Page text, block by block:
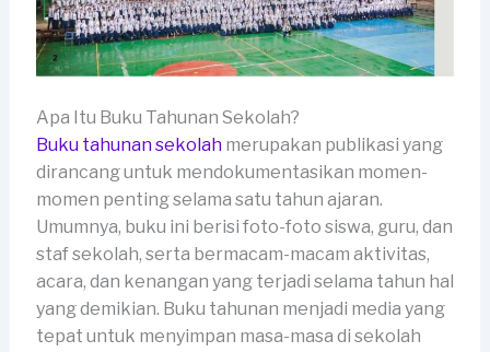
Apa Itu Buku Tahunan Sekolah?
Buku tahunan sekolahmerupakan publikasi yang
dirancang untuk mendokumentasikan momen-
momen penting selama satu tahun ajaran.
Umumnya, buku ini berisi foto-foto siswa, guru, dan
staf sekolah, serta bermacam-macam aktivitas,
acara, dan kenangan yang terjadi selama tahun hal
yang demikian. Buku tahunan menjadi media yang
tepat untuk menyimpan masa-masa di sekolah